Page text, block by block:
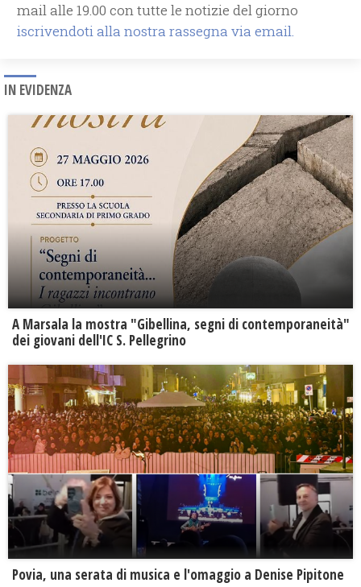
mail alle 19.00 con tutte le notizie del giorno
iscrivendoti alla nostra rassegna via email.
IN EVIDENZA
A Marsala la mostra "Gibellina, segni di contemporaneità"
dei giovani dell'IC S. Pellegrino
Povia, una serata di musica e l'omaggio a Denise Pipitone